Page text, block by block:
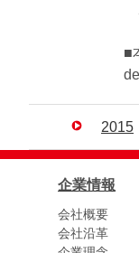
■
2015
企業情報
会社概要
会社沿革